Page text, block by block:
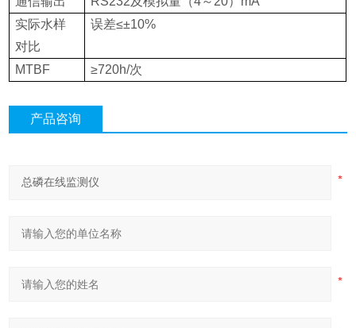
实际水样
对比
误差≤±10%
MTBF ≥720h/次
产品咨询